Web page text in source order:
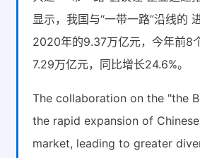
显示，我国与“一带一路”沿线的
2020年的9.37万亿元，今年前8
7.29万亿元，同比增长24.6%。
The collaboration on the "the
the rapid expansion of
market, leading to greater